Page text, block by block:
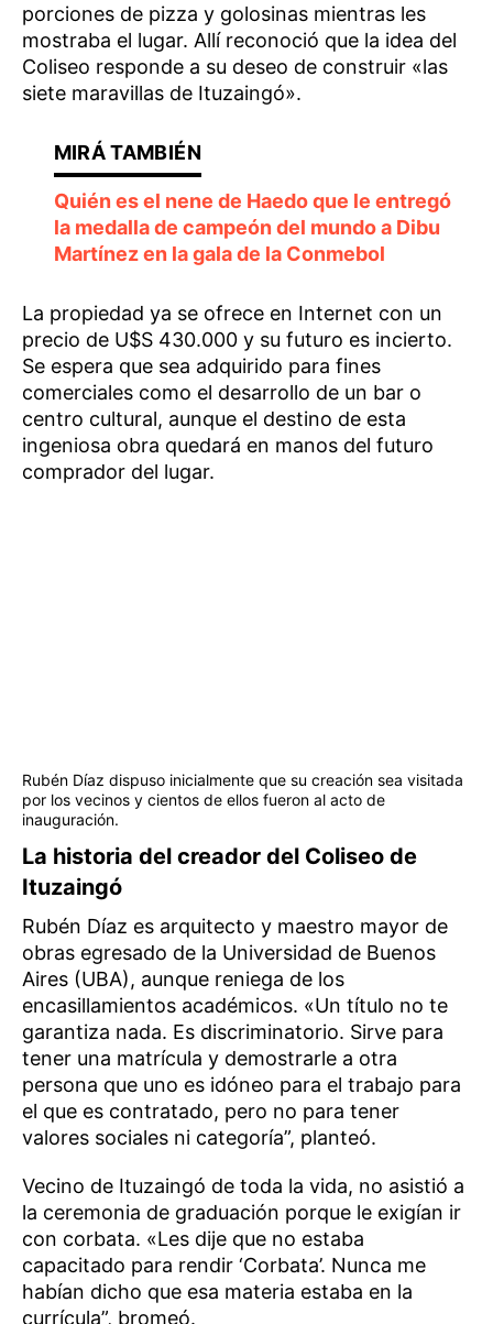
porciones de pizza y golosinas mientras les
mostraba el lugar. Allí reconoció que la idea del
Coliseo responde a su deseo de construir «las
siete maravillas de Ituzaingó».
Quién es el nene de Haedo que le entregó
la medalla de campeón del mundo a Dibu
Martínez en la gala de la Conmebol
La propiedad ya se ofrece en Internet con un
precio de U$S 430.000 y su futuro es incierto.
Se espera que sea adquirido para fines
comerciales como el desarrollo de un bar o
centro cultural, aunque el destino de esta
ingeniosa obra quedará en manos del futuro
comprador del lugar.
Rubén Díaz dispuso inicialmente que su creación sea visitada
por los vecinos y cientos de ellos fueron al acto de
inauguración.
La historia del creador del Coliseo de
Ituzaingó
Rubén Díaz es arquitecto y maestro mayor de
obras egresado de la Universidad de Buenos
Aires (UBA), aunque reniega de los
encasillamientos académicos. «Un título no te
garantiza nada. Es discriminatorio. Sirve para
tener una matrícula y demostrarle a otra
persona que uno es idóneo para el trabajo para
el que es contratado, pero no para tener
valores sociales ni categoría”, planteó.
Vecino de Ituzaingó de toda la vida, no asistió a
la ceremonia de graduación porque le exigían ir
con corbata. «Les dije que no estaba
capacitado para rendir ‘Corbata’. Nunca me
habían dicho que esa materia estaba en la
currícula”, bromeó.